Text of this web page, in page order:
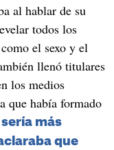
al hablar de su
todos los
el sexo y el
llenó titulares
los medios
que había formado
sería más
que